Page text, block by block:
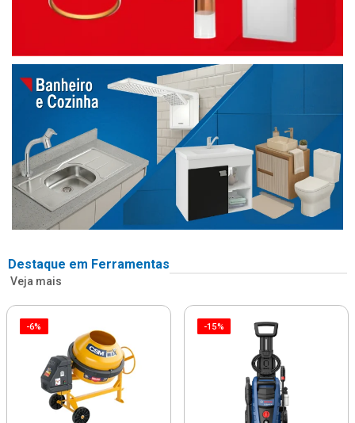
Destaque em Ferramentas
Veja mais
-6% -15%